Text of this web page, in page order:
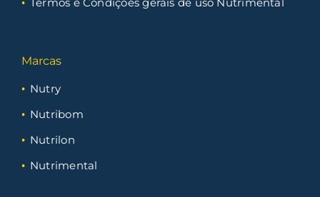
Marcas
Nutry
Nutribom
Nutrilon
Nutrimental